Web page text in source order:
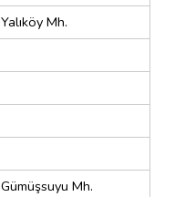
Yalıköy Mh.
Gümüşsuyu Mh.